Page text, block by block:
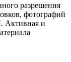
разрешения
фотографий
и